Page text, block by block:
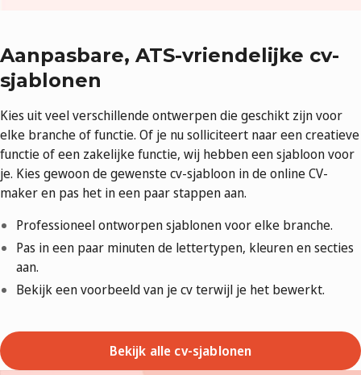
Aanpasbare, ATS-vriendelijke cv-
sjablonen
Kies uit veel verschillende ontwerpen die geschikt zijn voor
elke branche of functie. Of je nu solliciteert naar een creatieve
functie of een zakelijke functie, wij hebben een sjabloon voor
je. Kies gewoon de gewenste cv-sjabloon in de online CV-
maker en pas het in een paar stappen aan.
Professioneel ontworpen sjablonen voor elke branche.
Pas in een paar minuten de lettertypen, kleuren en secties
aan.
Bekijk een voorbeeld van je cv terwijl je het bewerkt.
Bekijk alle cv-sjablonen